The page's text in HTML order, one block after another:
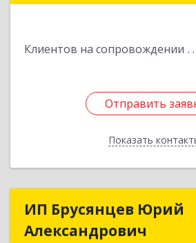
Клиентов на сопровождении
Отправить
Показать
Отправить
Назад
ИП Брусянцев Юрий
Александрович
ИП